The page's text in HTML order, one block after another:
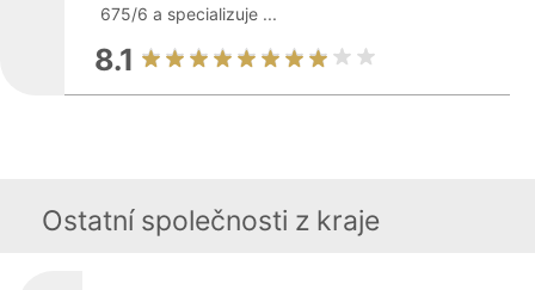
675/6 a specializuje ...
8.1
Ostatní společnosti z kraje